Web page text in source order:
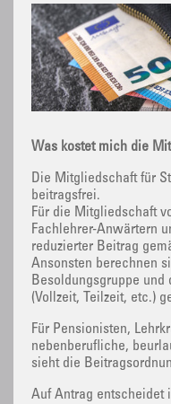
Was kostet mich die
Die Mitgliedschaft für
beitragsfrei.
Für die Mitgliedschaft
Fachlehrer-Anwärtern
reduzierter Beitrag
Ansonsten berechnen
Besoldungsgruppe
(Vollzeit, Teilzeit, etc.)
Für Pensionisten,
nebenberufliche,
sieht die
Auf Antrag entscheidet